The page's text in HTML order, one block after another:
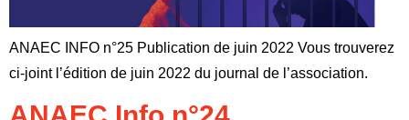
ANAEC INFO n°25 Publication de juin 2022 Vous trouverez
ci-joint l’édition de juin 2022 du journal de l’association.